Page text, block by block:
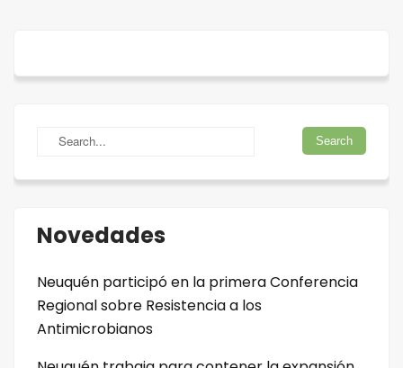
Novedades
Neuquén participó en la primera Conferencia
Regional sobre Resistencia a los
Antimicrobianos